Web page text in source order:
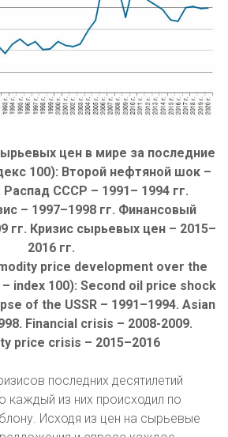
цен в мире за последние
100): Второй нефтяной шок –
Распад СССР – 1991– 1994 гг.
– 1997–1998 гг. Финансовый
гг. Кризис сырьевых цен – 2015–
2016 гг.
price development over the
– index 100): Second oil price shock
of the USSR – 1991–1994. Asian
Financial crisis – 2008-2009.
price crisis – 2015–2016
последних десятилетий
каждый из них происходил по
Исходя из цен на сырьевые